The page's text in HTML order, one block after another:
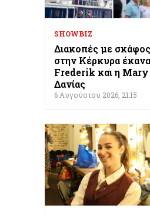
SHOWBIZ
Διακοπές με σκάφος
στην Κέρκυρα
Frederik και η Mary
Δανίας
6 Αυγούστου 2026, 21:15